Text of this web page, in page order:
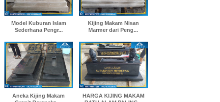
Model Kuburan Islam
Sederhana Pengr...
Kijing Makam Nisan
Marmer dari Peng...
Aneka Kijing Makam
HARGA KIJING MAKAM